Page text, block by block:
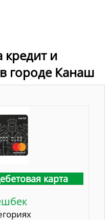
кредит и
городе Канаш
карта